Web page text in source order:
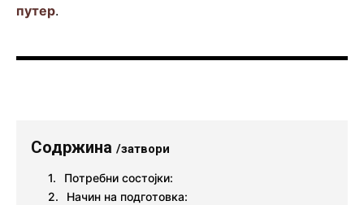
путер.
Содржина /затвори
Потребни состојки:
Начин на подготовка: